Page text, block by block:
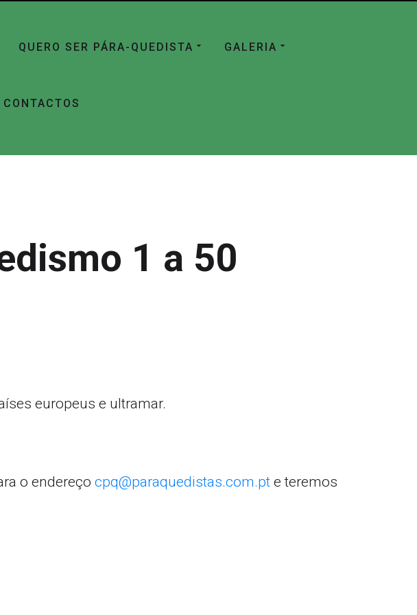
QUERO SER PÁRA-QUEDISTA GALERIA
CONTACTOS
1 a 50
europeus e ultramar.
o endereço cpq@paraquedistas.com.pt e teremos